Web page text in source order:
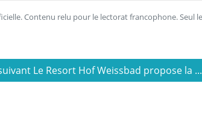
Contenu relu pour le lectorat francophone. Seul le
Le Resort Hof Weissbad propose la ...